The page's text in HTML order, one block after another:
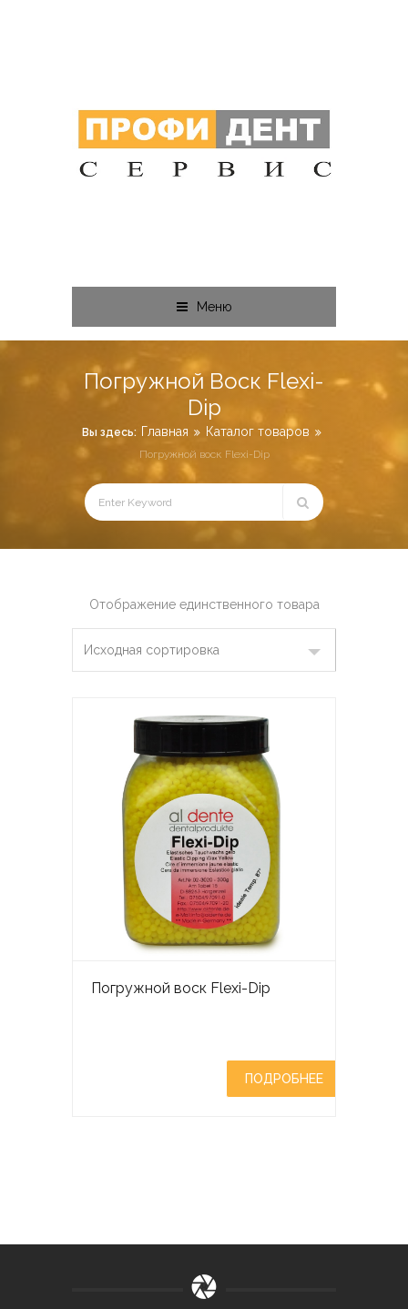
Меню
Погружной Воск Flexi-
Dip
Вы здесь: Главная Каталог товаров
Погружной воск Flexi-Dip
Отображение единственного товара
Погружной воск Flexi-Dip
ПОДРОБНЕЕ